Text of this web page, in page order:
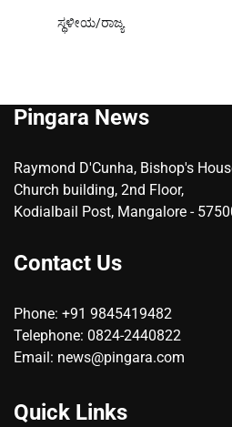
ಸ್ಥಳೀಯ/ರಾಜ್ಯ
Pingara News
Raymond D'Cunha, Bishop's
Church building, 2nd Floor,
Kodialbail Post, Mangalore -
Contact Us
Phone: +91 9845419482
Telephone: 0824-2440822
Email: news@pingara.com
Quick Links